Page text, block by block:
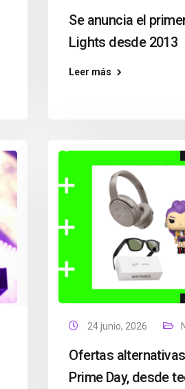
Se anuncia el
Lights desde 2013
Leer más
24 junio, 2026
Ofertas
Prime Day, desde